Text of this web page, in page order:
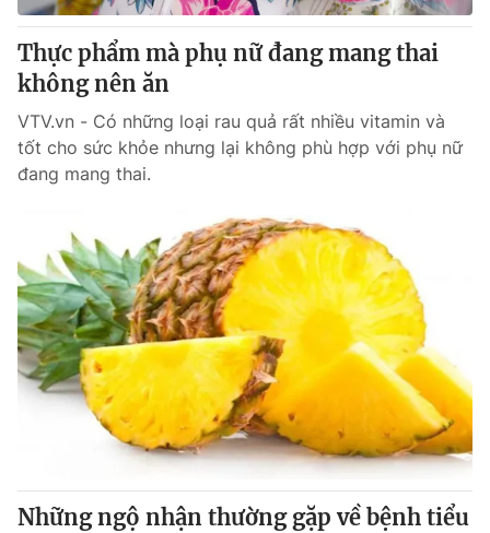
Thực phẩm mà phụ nữ đang mang thai
không nên ăn
VTV.vn - Có những loại rau quả rất nhiều vitamin và
tốt cho sức khỏe nhưng lại không phù hợp với phụ nữ
đang mang thai.
Những ngộ nhận thường gặp về bệnh tiểu